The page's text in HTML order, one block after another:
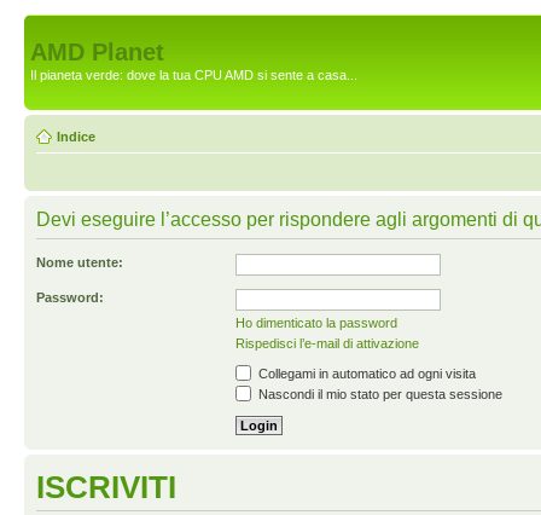
AMD Planet
Il pianeta verde: dove la tua CPU AMD si sente a casa...
Indice
Devi eseguire l’accesso per rispondere agli argomenti di
Nome utente:
Password:
Ho dimenticato la password
Rispedisci l’e-mail di attivazione
Collegami in automatico ad ogni visita
Nascondi il mio stato per questa sessione
ISCRIVITI